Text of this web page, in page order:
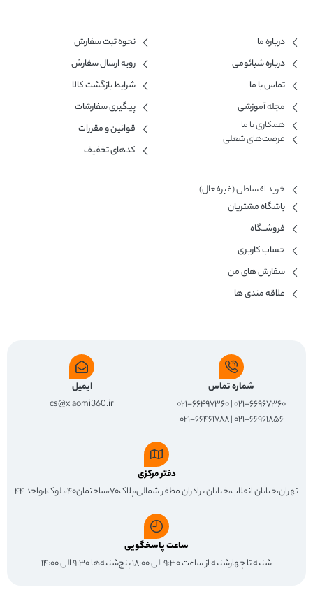
درباره ما
درباره شیائومی
تماس با ما
مجله آموزشی
همکاری با ما​
فرصت‌های شغلی
نحوه ثبت سفارش
رویه ارسال سفارش
شرایط بازگشت کالا
پیگیری سفارشات
قوانین و مقررات
کدهای تخفیف
خرید اقساطی (غیرفعال)
باشگاه مشتریان
فروشــگاه
حساب کاربری
سفارش های من
علاقه مندی ها
شماره تماس
۰۲۱-۶۶۹۶۷۳۶۰ | ۰۲۱-۶۶۴۹۷۳۶۰
۰۲۱-۶۶۹۶۱۸۵۶ | ۰۲۱-۶۶۴۶۱۷۸۸
ایمیل
cs@xiaomi360.ir
دفتر مرکزی
تهران،خیابان انقلاب،خیابان برادران مظفر شمالی،پلاک۷۰،ساختمان۴۰،بلوک۱،واحد ۴۴
ساعت پاسخگویی
شنبه تا چهارشنبه از ساعت ۹:۳۰ الی ۱۸:۰۰ پنج‌شنبه‌ها ۹:۳۰ الی ۱۴:۰۰